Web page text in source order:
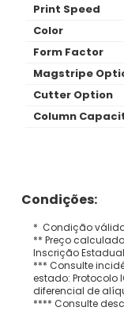
Print Speed
Color
Form Factor
Magstripe
Cutter Option
Column
Condições:
* Condição
** Preço
Inscrição
*** Consulte
estado: Protocolo
diferencial de
**** Consulte